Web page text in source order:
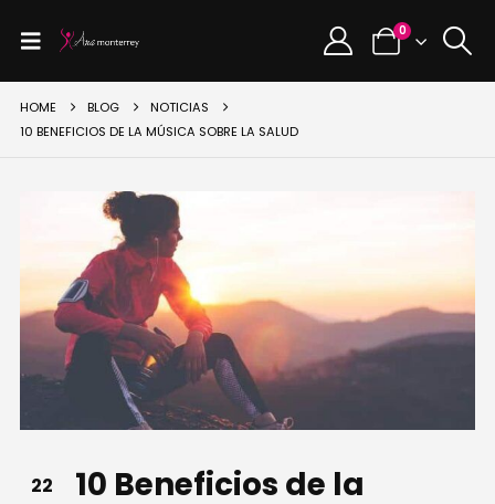
0
HOME BLOG
NOTICIAS
10 BENEFICIOS DE LA MÚSICA SOBRE LA SALUD
22
10 Beneficios de la